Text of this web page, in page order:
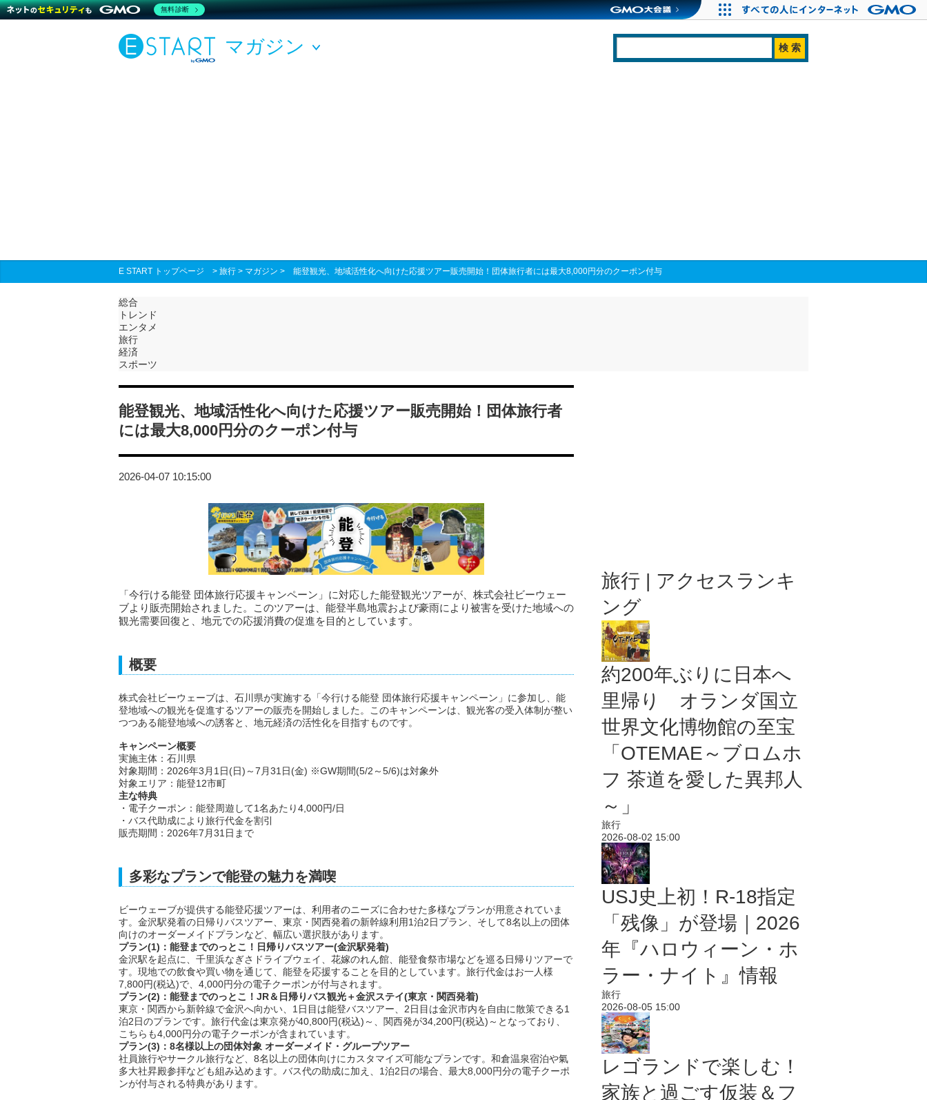
マガジン
E START トップページ > 旅行 > マガジン > 能登観光、地域活性化へ向けた応援ツアー販売開始！団体旅行者には最大8,000円分のクーポン付与
総合
トレンド
エンタメ
旅行
経済
スポーツ
能登観光、地域活性化へ向けた応援ツアー販売開始！団体旅行者
には最大8,000円分のクーポン付与
2026-04-07 10:15:00
「今行ける能登 団体旅行応援キャンペーン」に対応した能登観光ツアーが、株式会社ビーウェー
ブより販売開始されました。このツアーは、能登半島地震および豪雨により被害を受けた地域への
観光需要回復と、地元での応援消費の促進を目的としています。
概要
株式会社ビーウェーブは、石川県が実施する「今行ける能登 団体旅行応援キャンペーン」に参加し、能
登地域への観光を促進するツアーの販売を開始しました。このキャンペーンは、観光客の受入体制が整い
つつある能登地域への誘客と、地元経済の活性化を目指すものです。
キャンペーン概要
実施主体：石川県
対象期間：2026年3月1日(日)～7月31日(金) ※GW期間(5/2～5/6)は対象外
対象エリア：能登12市町
主な特典
・電子クーポン：能登周遊して1名あたり4,000円/日
・バス代助成により旅行代金を割引
販売期間：2026年7月31日まで
多彩なプランで能登の魅力を満喫
ビーウェーブが提供する能登応援ツアーは、利用者のニーズに合わせた多様なプランが用意されていま
す。金沢駅発着の日帰りバスツアー、東京・関西発着の新幹線利用1泊2日プラン、そして8名以上の団体
向けのオーダーメイドプランなど、幅広い選択肢があります。
プラン(1)：能登までのっとこ！日帰りバスツアー(金沢駅発着)
金沢駅を起点に、千里浜なぎさドライブウェイ、花嫁のれん館、能登食祭市場などを巡る日帰りツアーで
す。現地での飲食や買い物を通じて、能登を応援することを目的としています。旅行代金はお一人様
7,800円(税込)で、4,000円分の電子クーポンが付与されます。
プラン(2)：能登までのっとこ！JR＆日帰りバス観光＋金沢ステイ(東京・関西発着)
東京・関西から新幹線で金沢へ向かい、1日目は能登バスツアー、2日目は金沢市内を自由に散策できる1
泊2日のプランです。旅行代金は東京発が40,800円(税込)～、関西発が34,200円(税込)～となっており、
こちらも4,000円分の電子クーポンが含まれています。
プラン(3)：8名様以上の団体対象 オーダーメイド・グループツアー
社員旅行やサークル旅行など、8名以上の団体向けにカスタマイズ可能なプランです。和倉温泉宿泊や氣
多大社昇殿参拝なども組み込めます。バス代の助成に加え、1泊2日の場合、最大8,000円分の電子クーポ
ンが付与される特典があります。
旅行 | アクセスランキ
ング
約200年ぶりに日本へ
里帰り オランダ国立
世界文化博物館の至宝
「OTEMAE～ブロムホ
フ 茶道を愛した異邦人
～」
旅行
2026-08-02 15:00
USJ史上初！R-18指定
「残像」が登場｜2026
年『ハロウィーン・ホ
ラー・ナイト』情報
旅行
2026-08-05 15:00
レゴランドで楽しむ！
家族と過ごす仮装＆フ
無料診断